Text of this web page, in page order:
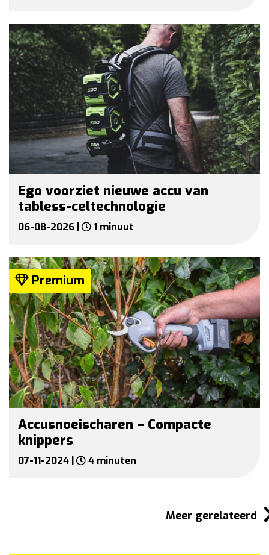
Ego voorziet nieuwe accu van
tabless-celtechnologie
06-08-2026 | 1 minuut
Premium
Accusnoeischaren – Compacte
knippers
07-11-2024 | 4 minuten
Meer gerelateerd